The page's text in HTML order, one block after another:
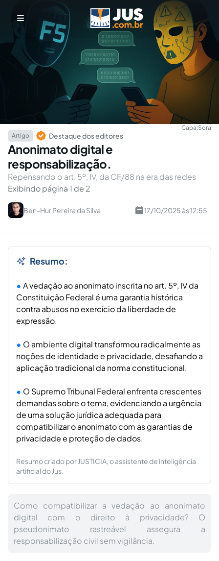
Capa:Sora
Artigo
Destaque dos editores
Anonimato digital e
responsabilização.
Repensando o art. 5º, IV, da CF/88 na era das redes
Exibindo página 1 de 2
Ben-Hur Pereira da Silva 17/10/2025 às 12:55
Resumo:
A vedação ao anonimato inscrita no art. 5º, IV da
Constituição Federal é uma garantia histórica
contra abusos no exercício da liberdade de
expressão.
O ambiente digital transformou radicalmente as
noções de identidade e privacidade, desafiando a
aplicação tradicional da norma constitucional.
O Supremo Tribunal Federal enfrenta crescentes
demandas sobre o tema, evidenciando a urgência
de uma solução jurídica adequada para
compatibilizar o anonimato com as garantias de
privacidade e proteção de dados.
Resumo criado por JUSTICIA, o assistente de inteligência
artificial do Jus.
Como compatibilizar a vedação ao anonimato
digital com o direito à privacidade? O
pseudonimato rastreável assegura a
responsabilização civil sem vigilância.